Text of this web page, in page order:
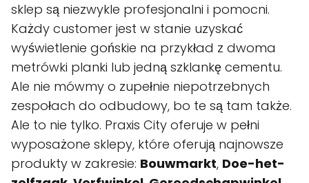
sklep są niezwykle profesjonalni i pomocni.
Każdy customer jest w stanie uzyskać
wyświetlenie gońskie na przykład z dwoma
metrówki planki lub jedną szklankę cementu.
Ale nie mówmy o zupełnie niepotrzebnych
zespołach do odbudowy, bo te są tam także.
Ale to nie tylko. Praxis City oferuje w pełni
wyposażone sklepy, które oferują najnowsze
produkty w zakresie: Bouwmarkt, Doe-het-